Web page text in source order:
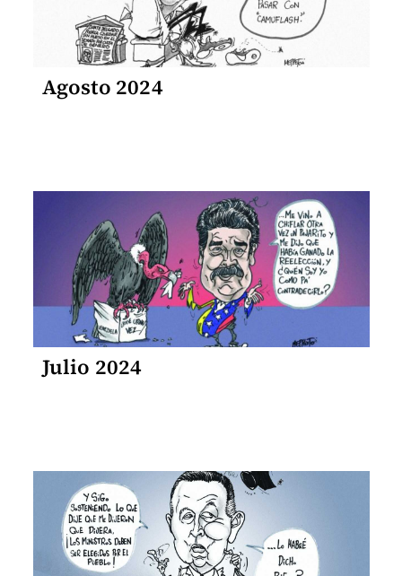
Agosto 2024
Julio 2024